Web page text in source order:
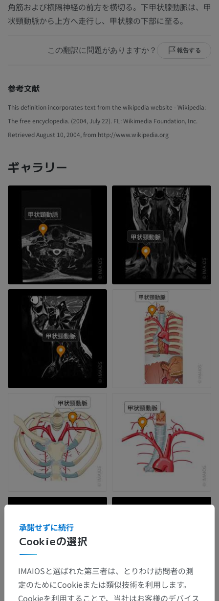
角筋および横隔神経の前方を横切る。下甲状腺動脈は、甲
状頸動脈から上方へ走行し、甲状腺の下部に至る。
この翻訳に問題がありますか？ 報告する
参考文献
This definition incorporates text from the wikipedia website - Wikipedia:
The free encyclopedia. (2004, July 22). FL: Wikimedia Foundation, Inc.
Retrieved August 10, 2004, from http://www.wikipedia.org
ギャラリー
Cookieの選択
承諾せずに続行
IMAIOSと選ばれた第三者は、とりわけ訪問者の測
定のためにCookieまたは類似技術を利用します。
Cookieを利用することで、当社はお客様のデバイス